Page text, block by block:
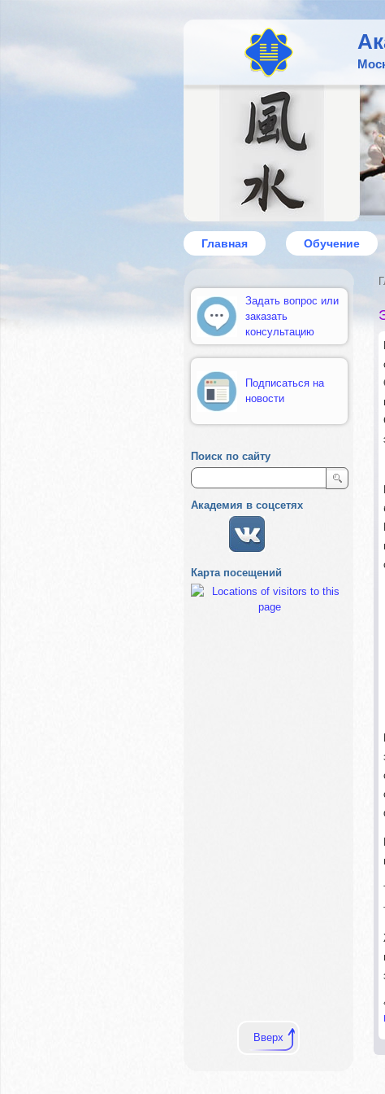
Задать вопрос или
заказать
консультацию
Подписаться на
новости
Поиск по сайту
Академия в соцсетях
Карта посещений
Вверх
Главная Обучение